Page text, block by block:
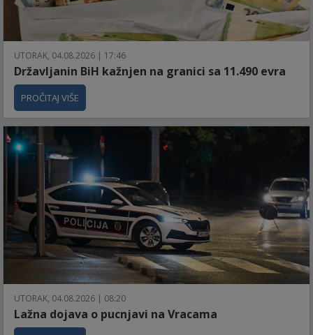
UTORAK, 04.08.2026 | 17:46
Državljanin BiH kažnjen na granici sa 11.490 evra
PROČITAJ VIŠE
UTORAK, 04.08.2026 | 08:20
Lažna dojava o pucnjavi na Vracama